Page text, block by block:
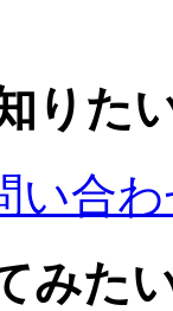
りた
い合
みた